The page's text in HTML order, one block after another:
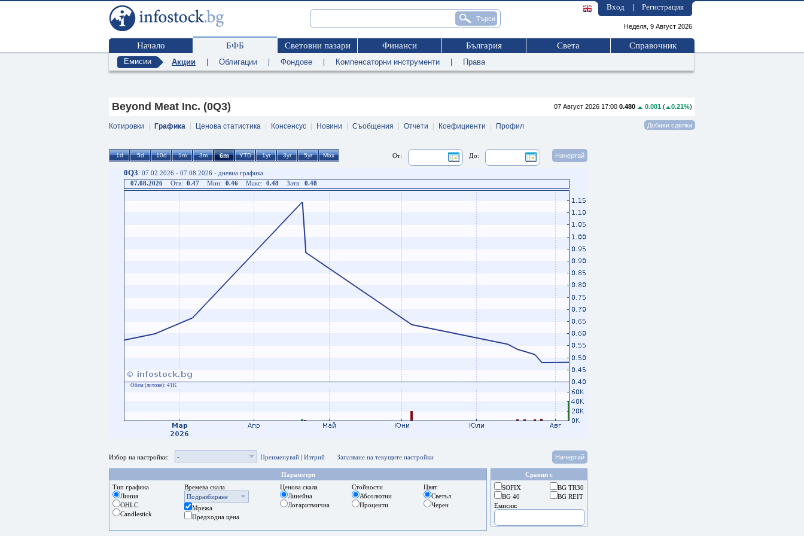
Вход Регистрация
Неделя, 9 Август 2026
Начало БФБ Световни пазари Финанси България Света Справочник
Емисии Акции Облигации Фондове Компенсаторни инструменти Права
07 Август 2026 17:00 0.480 0.001 ( 0.21%)
Beyond Meat Inc. (0Q3)
Котировки Графика Ценова статистика Консенсус Новини Съобщения Отчети Коефициенти Профил
До:
От:
0Q3: 07.02.2026 - 07.08.2026 - дневна графика
07.08.2026
Отв: 0.47 Мин: 0.46 Макс: 0.48 Затв: 0.48
Обем (лотове): 41K
Избор на настройки: - Преименувай | Изтрий Запазване на текущите настройки
Сравни с
BG TR30
BG REIT
SOFIX
BG 40
Емисия:
Параметри
Тип графика
Линия
OHLC
Candlestick
Времева скала
Подразбиране
Мрежа
Предходна цена
Ценова скала
Линейна
Логаритмична
Стойности
Абсолютни
Проценти
Цвят
Светъл
Черен